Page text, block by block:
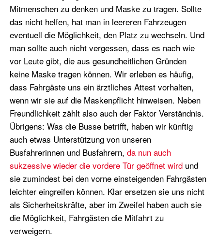
Mitmenschen zu denken und Maske zu tragen. Sollte
das nicht helfen, hat man in leereren Fahrzeugen
eventuell die Möglichkeit, den Platz zu wechseln. Und
man sollte auch nicht vergessen, dass es nach wie
vor Leute gibt, die aus gesundheitlichen Gründen
keine Maske tragen können. Wir erleben es häufig,
dass Fahrgäste uns ein ärztliches Attest vorhalten,
wenn wir sie auf die Maskenpflicht hinweisen. Neben
Freundlichkeit zählt also auch der Faktor Verständnis.
Übrigens: Was die Busse betrifft, haben wir künftig
auch etwas Unterstützung von unseren
Busfahrerinnen und Busfahrern, da nun auch
sukzessive wieder die vordere Tür geöffnet wird und
sie zumindest bei den vorne einsteigenden Fahrgästen
leichter eingreifen können. Klar ersetzen sie uns nicht
als Sicherheitskräfte, aber im Zweifel haben auch sie
die Möglichkeit, Fahrgästen die Mitfahrt zu
verweigern.